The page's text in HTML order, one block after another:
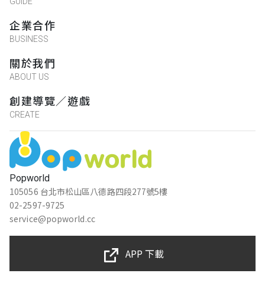
Popworld
105056 台北市松山區八德路四段277號5樓
02-2597-9725
service@popworld.cc
企業合作
BUSINESS
關於我們
ABOUT US
創建導覽／遊戲
CREATE
APP 下載